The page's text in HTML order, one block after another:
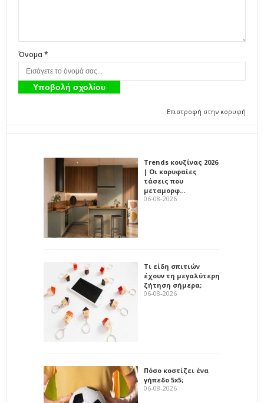
Όνομα *
Επιστροφή στην κορυφή
Trends κουζίνας 2026
| Οι κορυφαίες
τάσεις που
μεταμορφ…
06-08-2026
Τι είδη σπιτιών
έχουν τη μεγαλύτερη
ζήτηση σήμερα;
06-08-2026
Πόσο κοστίζει ένα
γήπεδο 5x5;
06-08-2026